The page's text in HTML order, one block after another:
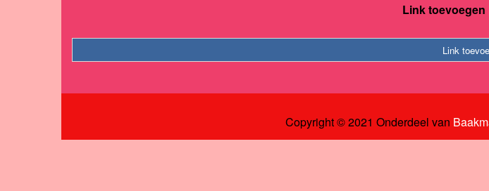
Link toevoegen
Link
Copyright © 2021 Onderdeel van